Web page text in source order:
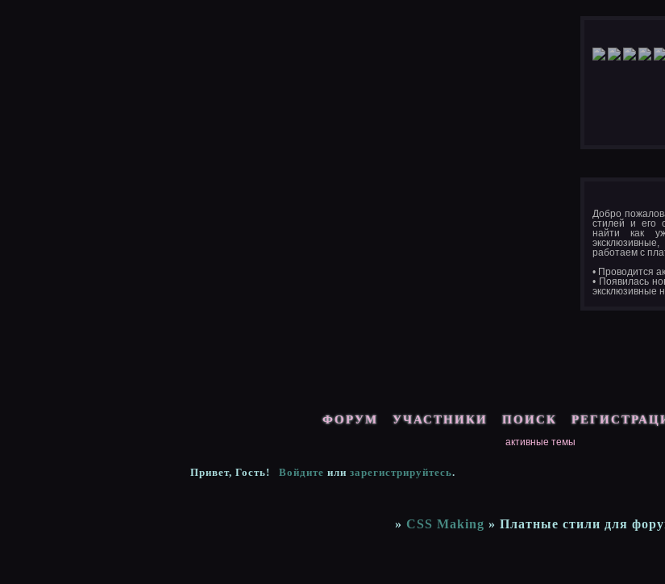
Добро
стилей и его
найти как
работаем с
• Проводится
• Появилась
эксклюзивные
ФОРУМ УЧАСТНИКИ ПОИСК
активные темы
Привет, Гость! Войдите или зарегистрируйтесь.
» CSS Making » Платные стили для